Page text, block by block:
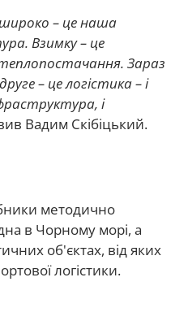
– це наша
Взимку – це
Зараз
– це логістика – і
і
Вадим Скібіцький.
методично
в Чорному морі, а
об'єктах, від яких
логістики.